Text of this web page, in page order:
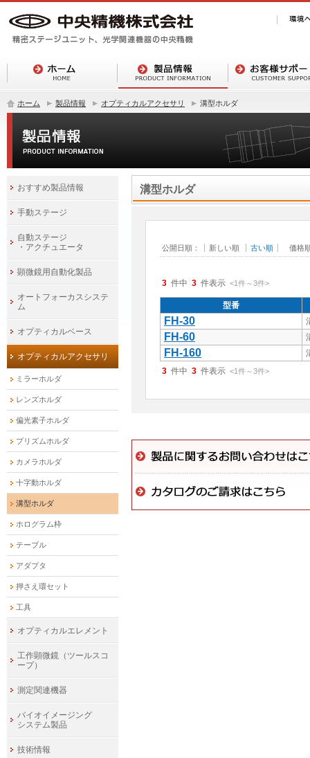
ホーム 製品情報 オプティカルアクセサリ 溝型ホルダ
溝型ホルダ
公開日順： 新しい順 古い順 価格
3 件中 3 件表示 <1件～3件>
型番
FH-30
FH-60
FH-160
3 件中 3 件表示 <1件～3件>
おすすめ製品情報
手動ステージ
自動ステージ
・アクチュエータ
顕微鏡用自動化製品
オートフォーカスシステ
ム
オプティカルベース
オプティカルアクセサリ
ミラーホルダ
レンズホルダ
偏光素子ホルダ
プリズムホルダ
カメラホルダ
十字動ホルダ
溝型ホルダ
ホログラム枠
テーブル
アダプタ
押さえ環セット
工具
オプティカルエレメント
工作顕微鏡（ツールスコ
ープ）
測定関連機器
バイオイメージング
システム製品
技術情報